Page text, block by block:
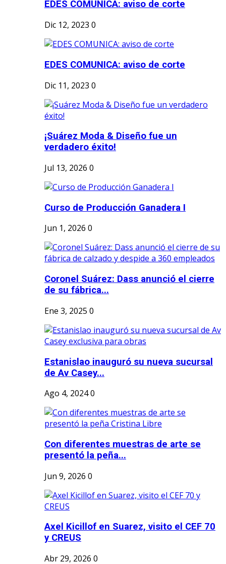
EDES COMUNICA: aviso de corte
Dic 12, 2023 0
EDES COMUNICA: aviso de corte
Dic 11, 2023 0
¡Suárez Moda & Diseño fue un
verdadero éxito!
Jul 13, 2026 0
Curso de Producción Ganadera I
Jun 1, 2026 0
Coronel Suárez: Dass anunció el cierre
de su fábrica...
Ene 3, 2025 0
Estanislao inauguró su nueva sucursal
de Av Casey...
Ago 4, 20240
Con diferentes muestras de arte se
presentó la peña...
Jun 9, 2026 0
Axel Kicillof en Suarez, visito el CEF 70
y CREUS
Abr 29, 2026 0